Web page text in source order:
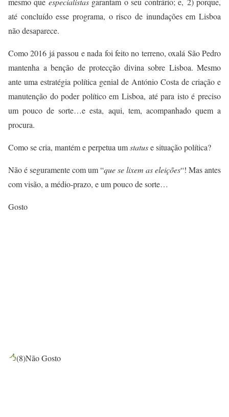
até concluído esse programa, o risco de inundações em Lisboa
não desaparece.
Como 2016 já passou e nada foi feito no terreno, oxalá São Pedro
mantenha a benção de protecção divina sobre Lisboa. Mesmo
ante uma estratégia política genial de António Costa de criação e
manutenção do poder político em Lisboa, até para isto é preciso
um pouco de sorte…e esta, aqui, tem, acompanhado quem a
procura.
Como se cria, mantém e perpetua umstatuse situação política?
Não é seguramente com um “que se lixem as eleições“! Mas antes
com visão, a médio-prazo, e um pouco de sorte…
Gosto
(8)Não Gosto